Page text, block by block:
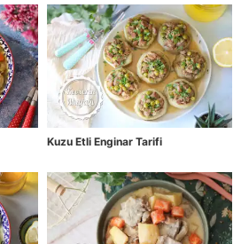
Kuzu Etli Enginar Tarifi